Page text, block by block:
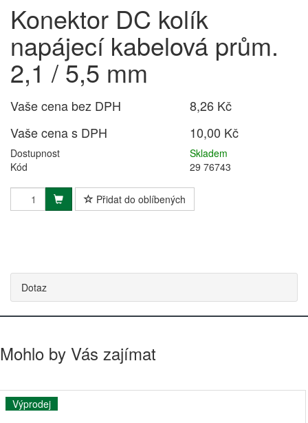
Konektor DC kolík
napájecí kabelová prům.
2,1 / 5,5 mm
Vaše cena bez DPH
8,26 Kč
Vaše cena s DPH
10,00 Kč
Dostupnost
Skladem
Kód
29 76743
Přidat do oblíbených
Dotaz
Mohlo by Vás zajímat
Výprodej